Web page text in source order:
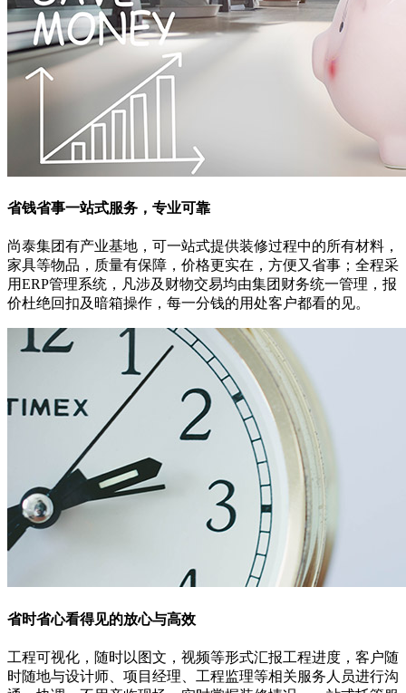
省钱省事一站式服务，专业可靠
尚泰集团有产业基地，可一站式提供装修过程中的所有材料，
家具等物品，质量有保障，价格更实在，方便又省事；全程采
用ERP管理系统，凡涉及财物交易均由集团财务统一管理，报
价杜绝回扣及暗箱操作，每一分钱的用处客户都看的见。
省时省心看得见的放心与高效
工程可视化，随时以图文，视频等形式汇报工程进度，客户随
时随地与设计师、项目经理、工程监理等相关服务人员进行沟